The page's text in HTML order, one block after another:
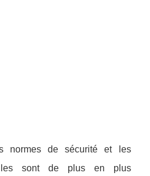
normes de sécurité et les
sont de plus en plus